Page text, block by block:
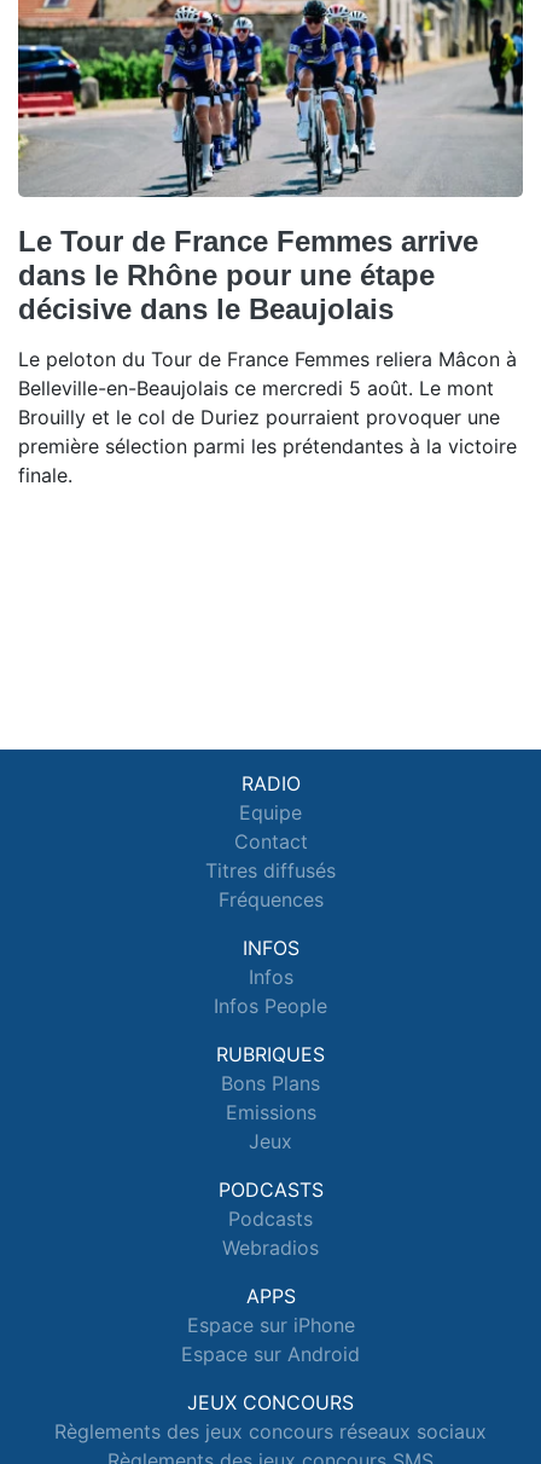
Le Tour de France Femmes arrive
dans le Rhône pour une étape
décisive dans le Beaujolais
Le peloton du Tour de France Femmes reliera Mâcon à
Belleville-en-Beaujolais ce mercredi 5 août. Le mont
Brouilly et le col de Duriez pourraient provoquer une
première sélection parmi les prétendantes à la victoire
finale.
RADIO
Equipe
Contact
Titres diffusés
Fréquences
INFOS
Infos
Infos People
RUBRIQUES
Bons Plans
Emissions
Jeux
PODCASTS
Podcasts
Webradios
APPS
Espace sur iPhone
Espace sur Android
JEUX CONCOURS
Règlements des jeux concours réseaux sociaux